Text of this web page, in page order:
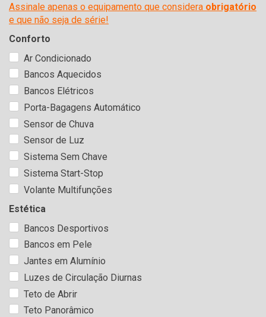
Assinale apenas o equipamento que considera obrigatório
e que não seja de série!
Conforto
Ar Condicionado
Bancos Aquecidos
Bancos Elétricos
Porta-Bagagens Automático
Sensor de Chuva
Sensor de Luz
Sistema Sem Chave
Sistema Start-Stop
Volante Multifunções
Estética
Bancos Desportivos
Bancos em Pele
Jantes em Alumínio
Luzes de Circulação Diurnas
Teto de Abrir
Teto Panorâmico